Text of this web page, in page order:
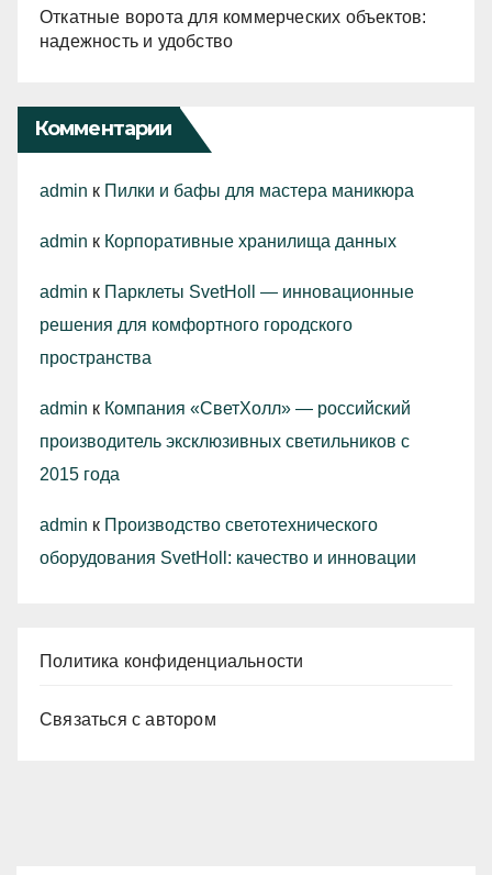
Откатные ворота для коммерческих объектов:
надежность и удобство
Комментарии
admin к Пилки и бафы для мастера маникюра
admin к Корпоративные хранилища данных
admin к Парклеты SvetHoll — инновационные
решения для комфортного городского
пространства
admin к Компания «СветХолл» — российский
производитель эксклюзивных светильников с
2015 года
admin к Производство светотехнического
оборудования SvetHoll: качество и инновации
Политика конфиденциальности
Связаться с автором